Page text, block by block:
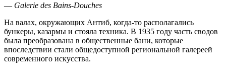
— Galerie des Bains-Douches
На валах, окружающих Антиб, когда-то располагались
бункеры, казармы и стояла техника. В 1935 году часть сводов
была преобразована в общественные бани, которые
впоследствии стали общедоступной региональной галереей
современного искусства.